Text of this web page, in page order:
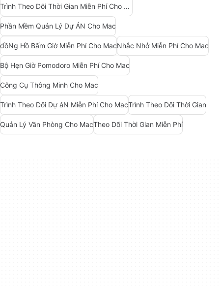
Trình Theo Dõi Thời Gian Miễn Phí Cho Mac
Phần Mềm Quản Lý Dự ÁN Cho Mac
đồNg Hồ Bấm Giờ Miễn Phí Cho MacNhắc Nhở Miễn Phí Cho Mac
Bộ Hẹn Giờ Pomodoro Miễn Phí Cho Mac
Công Cụ Thông Minh Cho Mac
Trình Theo Dõi Dự áN Miễn Phí Cho MacTrình Theo Dõi Thời Gian
Quản Lý Văn Phòng Cho MacTheo Dõi Thời Gian Miễn Phí